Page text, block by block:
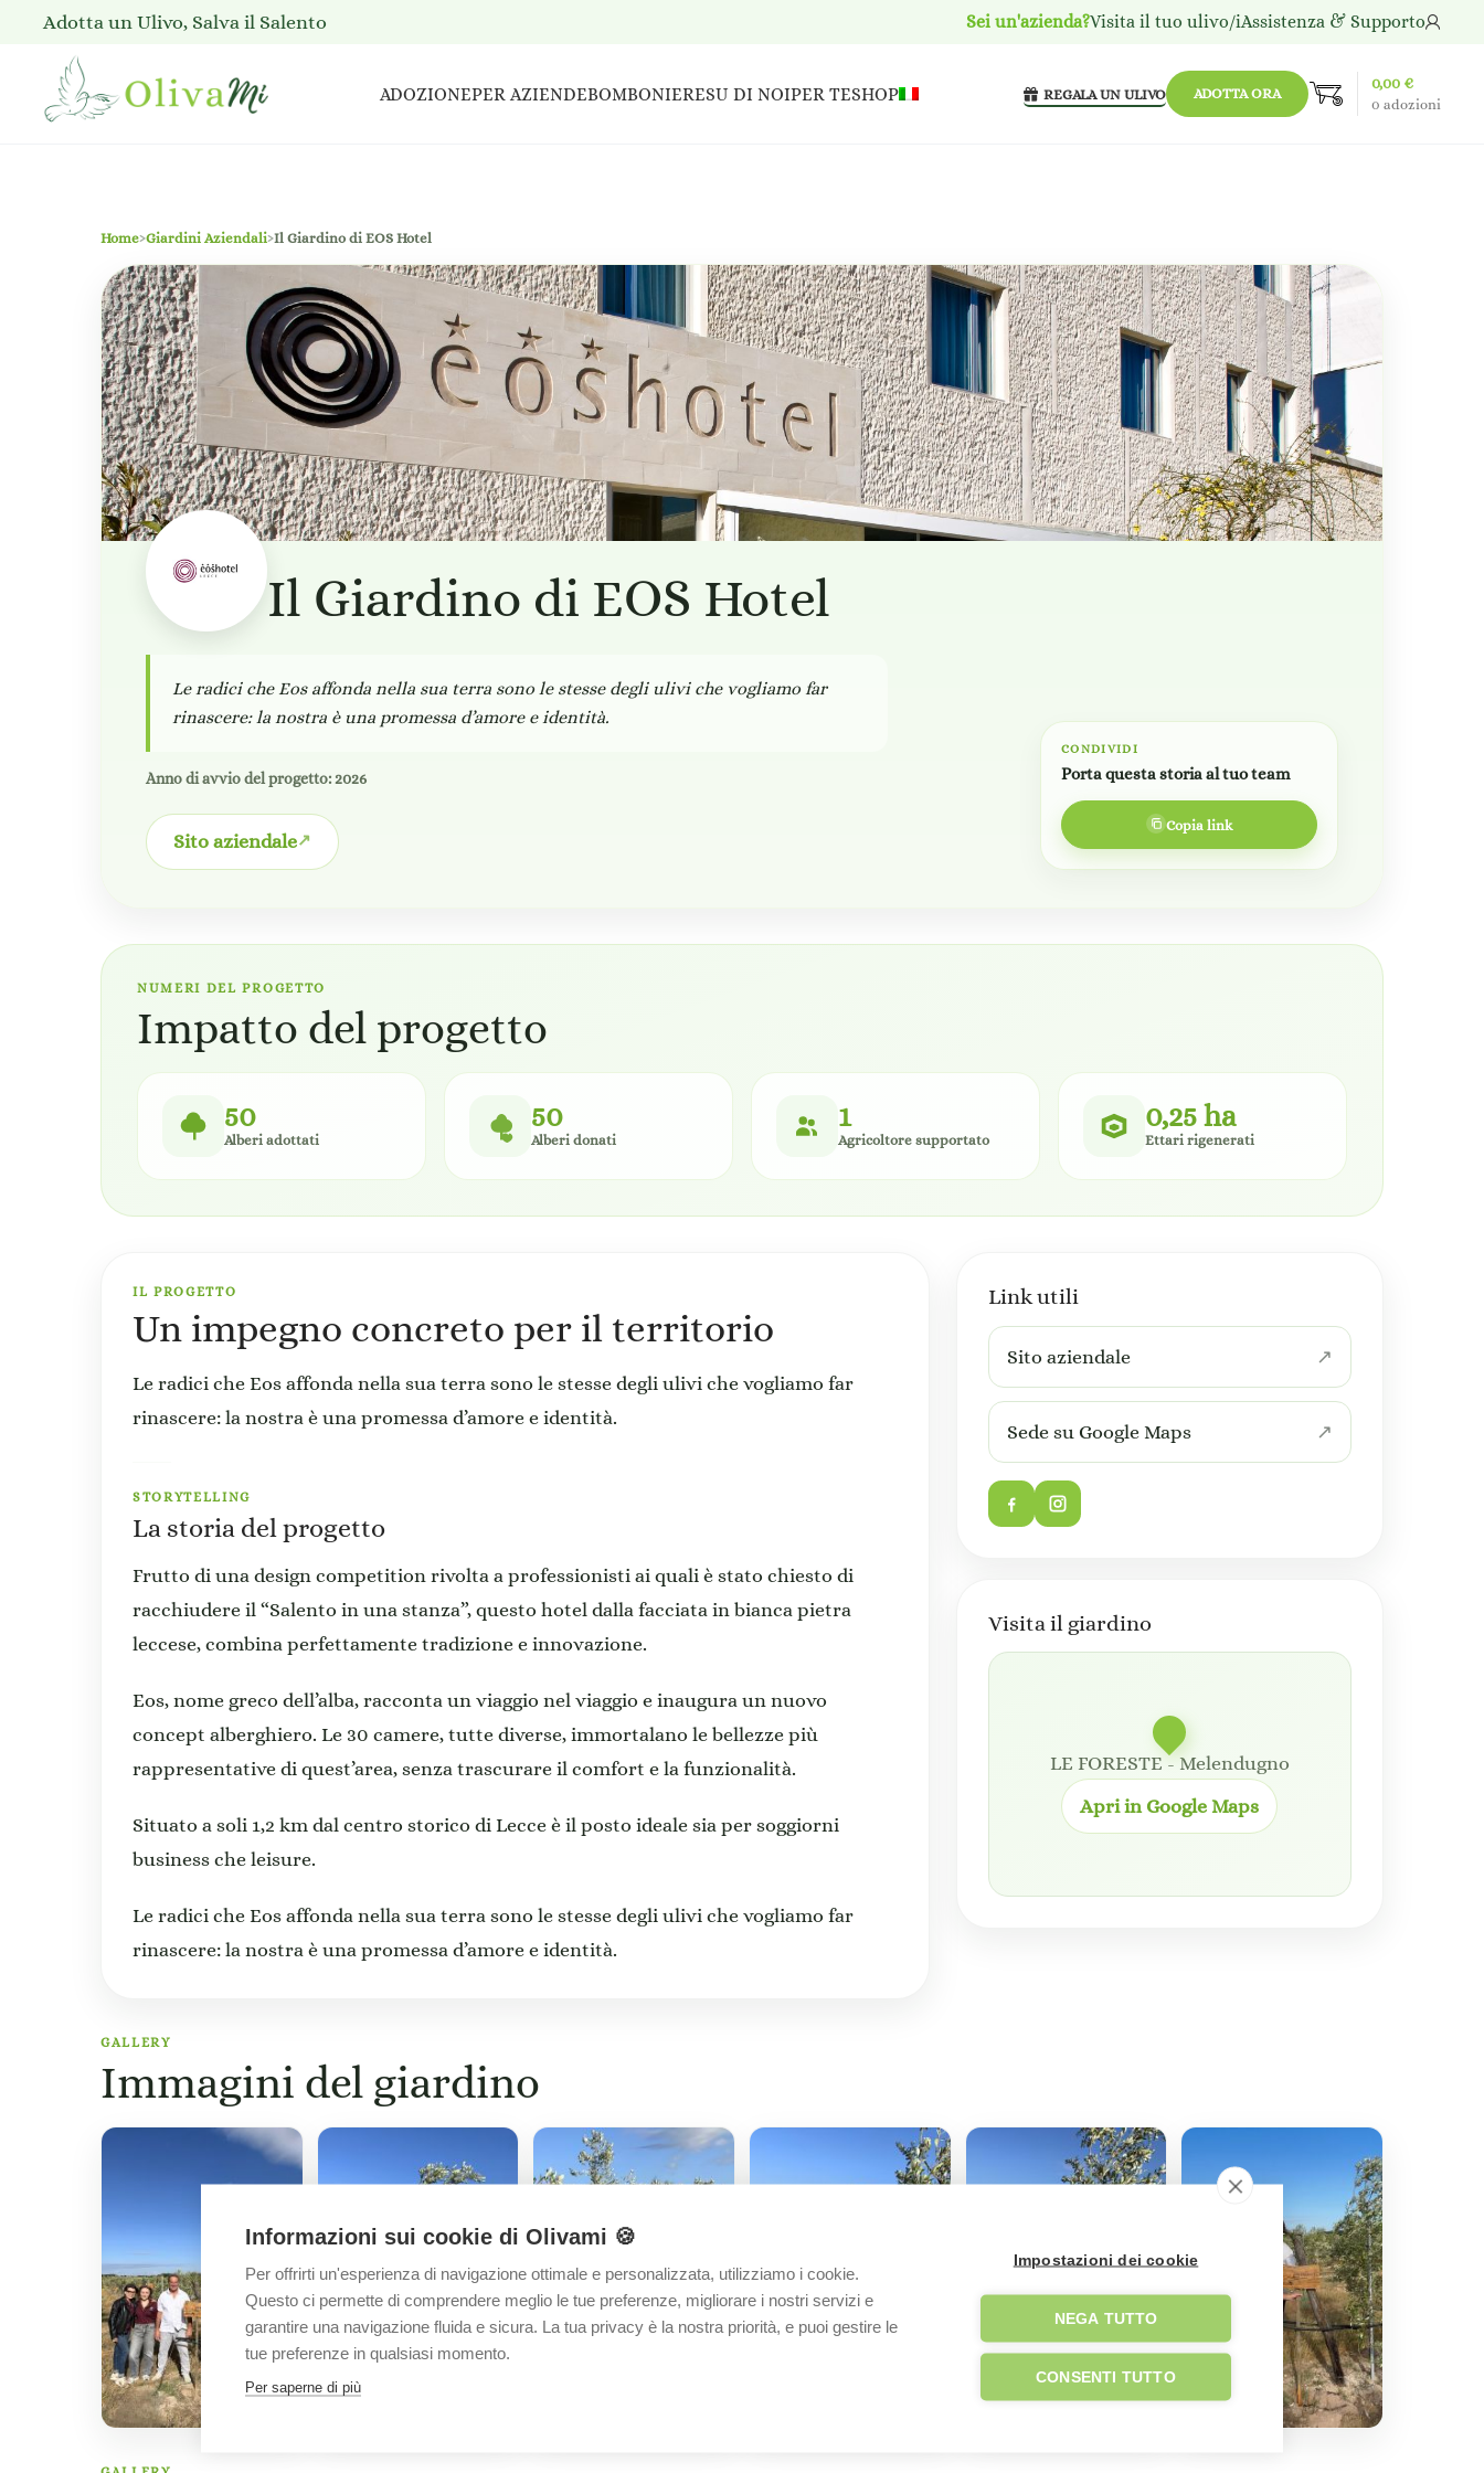
Adotta un Ulivo, Salva il Salento Sei un'azienda?Visita il tuo ulivo/iAssistenza & Supporto
ADOZIONEPER AZIENDEBOMBONIERESU DI NOIPER TESHOP REGALA UN ULIVO ADOTTA ORA
0adozioni
0,00 €
Home›Giardini Aziendali›Il Giardino di EOS Hotel
Il Giardino di EOS Hotel
Le radici che Eos affonda nella sua terra sono le stesse degli ulivi che vogliamo far
rinascere: la nostra è una promessa d’amore e identità.
Anno di avvio del progetto: 2026
Sito aziendale
CONDIVIDI
Porta questa storia al tuo team
Copia link
NUMERI DEL PROGETTO
Impatto del progetto
50
Alberi adottati
50
Alberi donati
1
Agricoltore supportato
0,25 ha
Ettari rigenerati
IL PROGETTO
Un impegno concreto per il territorio
Le radici che Eos affonda nella sua terra sono le stesse degli ulivi che vogliamo far
rinascere: la nostra è una promessa d’amore e identità.
STORYTELLING
La storia del progetto
Frutto di una design competition rivolta a professionisti ai quali è stato chiesto di
racchiudere il “Salento in una stanza”, questo hotel dalla facciata in bianca pietra
leccese, combina perfettamente tradizione e innovazione.
Eos, nome greco dell’alba, racconta un viaggio nel viaggio e inaugura un nuovo
concept alberghiero. Le 30 camere, tutte diverse, immortalano le bellezze più
rappresentative di quest’area, senza trascurare il comfort e la funzionalità.
Situato a soli 1,2 km dal centro storico di Lecce è il posto ideale sia per soggiorni
business che leisure.
Le radici che Eos affonda nella sua terra sono le stesse degli ulivi che vogliamo far
rinascere: la nostra è una promessa d’amore e identità.
Link utili
Sito aziendale
Sede su Google Maps
Visita il giardino
LE FORESTE - Melendugno
Apri in Google Maps
GALLERY
Immagini del giardino
Informazioni sui cookie di Olivami 🍪
Per offrirti un'esperienza di navigazione ottimale e personalizzata, utilizziamo i cookie.
Questo ci permette di comprendere meglio le tue preferenze, migliorare i nostri servizi e
garantire una navigazione fluida e sicura. La tua privacy è la nostra priorità, e puoi gestire le
tue preferenze in qualsiasi momento.
Per saperne di più
Impostazioni dei cookie
NEGA TUTTO
CONSENTI TUTTO